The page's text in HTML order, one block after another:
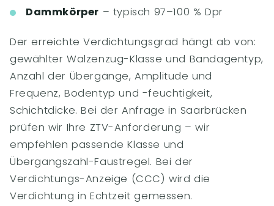
Dammkörper – typisch 97–100 % Dpr
Der erreichte Verdichtungsgrad hängt ab von:
gewählter Walzenzug-Klasse und Bandagentyp,
Anzahl der Übergänge, Amplitude und
Frequenz, Bodentyp und -feuchtigkeit,
Schichtdicke. Bei der Anfrage in Saarbrücken
prüfen wir Ihre ZTV-Anforderung – wir
empfehlen passende Klasse und
Übergangszahl-Faustregel. Bei der
Verdichtungs-Anzeige (CCC) wird die
Verdichtung in Echtzeit gemessen.